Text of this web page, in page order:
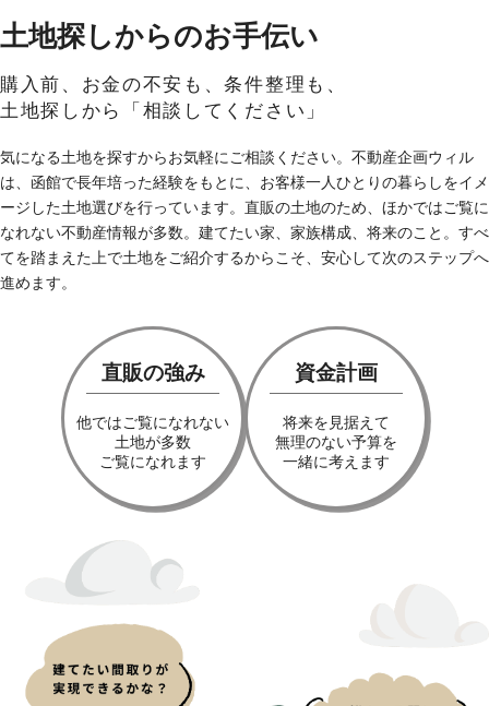
土地探しからのお手伝い
購入前、お金の不安も、条件整理も、
土地探しから「相談してください」
気になる土地を探すからお気軽にご相談ください。不動産企画ウィル
は、函館で長年培った経験をもとに、お客様一人ひとりの暮らしをイメ
ージした土地選びを行っています。直販の土地のため、ほかではご覧に
なれない不動産情報が多数。建てたい家、家族構成、将来のこと。すべ
てを踏まえた上で土地をご紹介するからこそ、安心して次のステップへ
進めます。
直販の強み
他ではご覧になれない
土地が多数
ご覧になれます
資金計画
将来を見据えて
無理のない予算を
一緒に考えます